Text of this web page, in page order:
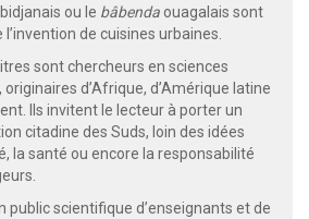
ou le bâbenda ouagalais sont
de cuisines urbaines.
sont chercheurs en sciences
d’Afrique, d’Amérique latine
Ils invitent le lecteur à porter un
citadine des Suds, loin des idées
la santé ou encore la responsabilité
public scientifique d’enseignants et de